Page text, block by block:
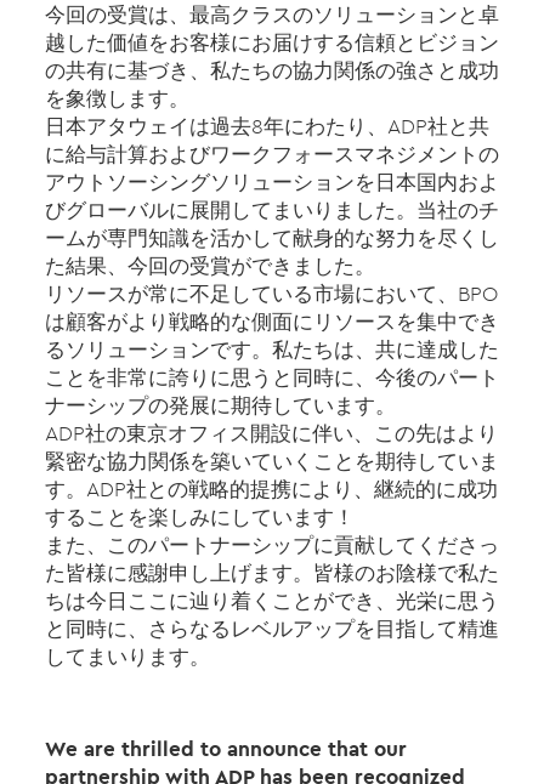
今回の受賞は、最高クラスのソリューションと卓
越した価値をお客様にお届けする信頼とビジョン
の共有に基づき、私たちの協力関係の強さと成功
を象徴します。
日本アタウェイは過去8年にわたり、ADP社と共
に給与計算およびワークフォースマネジメントの
アウトソーシングソリューションを日本国内およ
びグローバルに展開してまいりました。当社のチ
ームが専門知識を活かして献身的な努力を尽くし
た結果、今回の受賞ができました。
リソースが常に不足している市場において、BPO
は顧客がより戦略的な側面にリソースを集中でき
るソリューションです。私たちは、共に達成した
ことを非常に誇りに思うと同時に、今後のパート
ナーシップの発展に期待しています。
ADP社の東京オフィス開設に伴い、この先はより
緊密な協力関係を築いていくことを期待していま
す。ADP社との戦略的提携により、継続的に成功
することを楽しみにしています！
また、このパートナーシップに貢献してくださっ
た皆様に感謝申し上げます。皆様のお陰様で私た
ちは今日ここに辿り着くことができ、光栄に思う
と同時に、さらなるレベルアップを目指して精進
してまいります。
We are thrilled to announce that our
partnership with ADP has been recognized